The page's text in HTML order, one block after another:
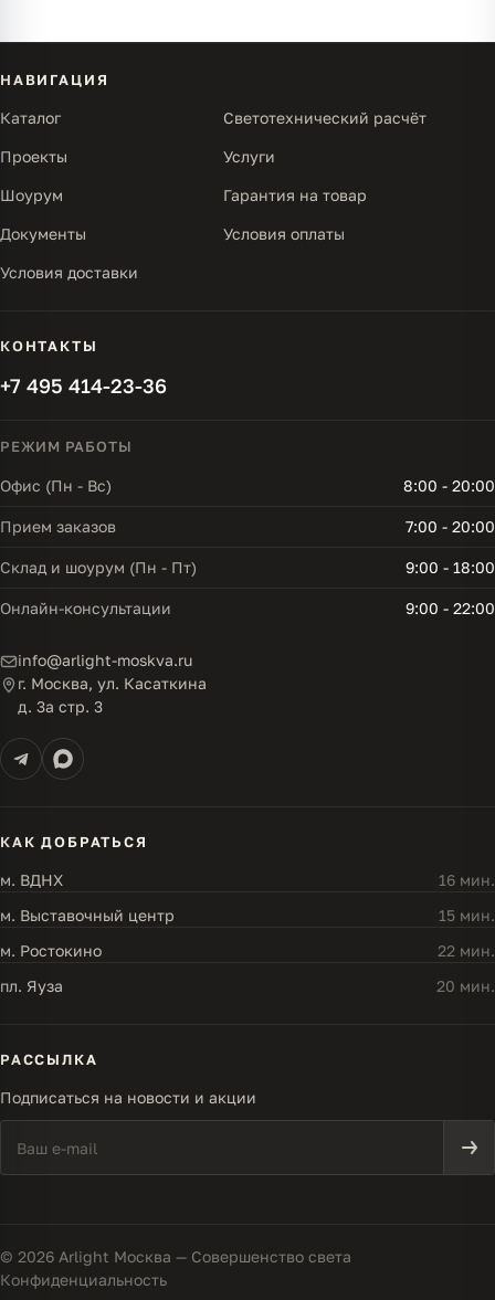
НАВИГАЦИЯ
Каталог Светотехнический расчёт
Проекты Услуги
Шоурум Гарантия на товар
Документы Условия оплаты
Условия доставки
КОНТАКТЫ
+7 495 414-23-36
РЕЖИМ РАБОТЫ
Офис (Пн - Вс) 8:00 - 20:00
Прием заказов 7:00 - 20:00
Склад и шоурум (Пн - Пт) 9:00 - 18:00
Онлайн-консультации 9:00 - 22:00
info@arlight-moskva.ru
г. Москва, ул. Касаткина
д. 3а стр. 3
КАК ДОБРАТЬСЯ
м. ВДНХ
16 мин.
м. Выставочный центр
15 мин.
м. Ростокино
22 мин.
пл. Яуза
20 мин.
РАССЫЛКА
Подписаться на новости и акции
© 2026 Arlight Москва — Совершенство света
Конфиденциальность